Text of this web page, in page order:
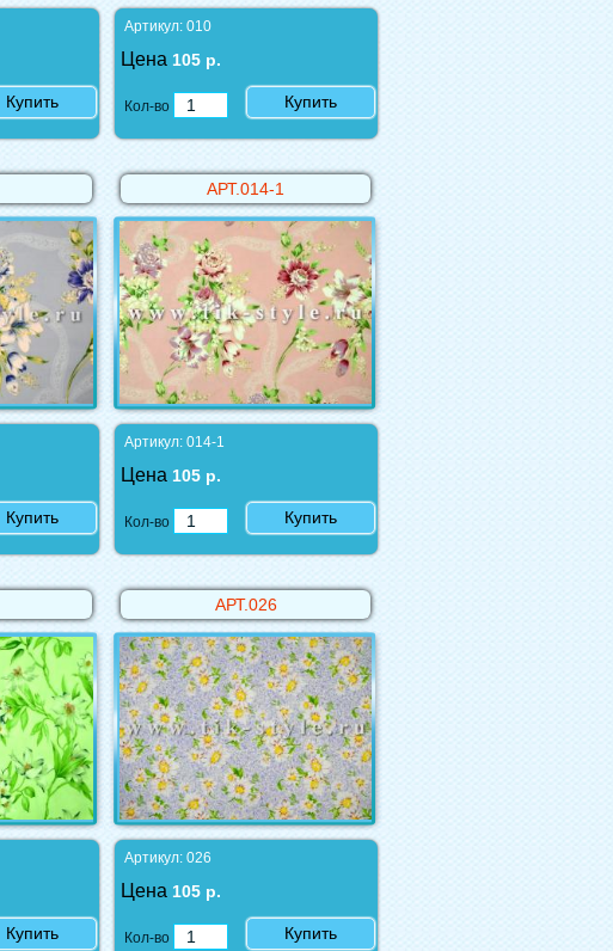
Купить
Артикул: 010
Цена 105 р.
Кол-во Купить
Купить
АРТ.014-1
Артикул: 014-1
Цена 105 р.
Кол-во Купить
Купить
АРТ.026
Артикул: 026
Цена 105 р.
Кол-во Купить